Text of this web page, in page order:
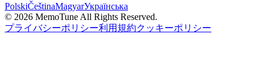
PolskiČeštinaMagyarУкраїнська
© 2026 MemoTune All Rights Reserved.
プライバシーポリシー利用規約クッキーポリシー